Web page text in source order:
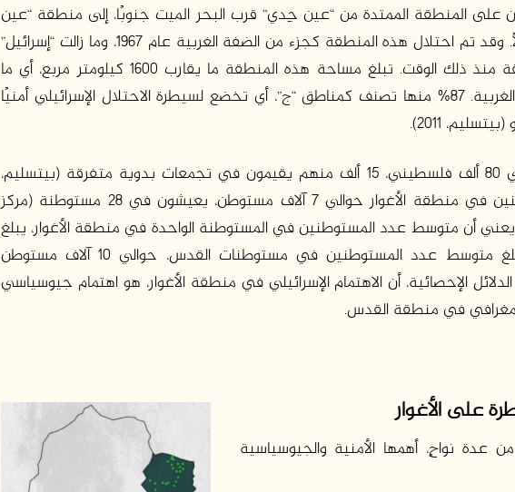
على المنطقة الممتدة من “عين جِدي” قرب البحر الميت جنوبًا، إلى منطقة “عين
البيضاء” القريبة من بيسان شمالًا. وقد تم احتلال هذه المنطقة كجزء من الضفة الغربية عام 1967، وما زالت “إسرائيل”
تسيطر فعليًا على هذه المنطقة منذ ذلك الوقت. تبلغ مساحة هذه المنطقة ما يقارب 1600 كيلومتر مربع، أي ما
يقارب 29% من مساحة الضفة الغربية. 87% منها تصنف كمناطق “ج”، أي تخضع لسيطرة الاحتلال الإسرائيلي أمنيًا
2011).
يعيش في هذه المنطقة حوالي 80 ألف فلسطيني، 15 ألف منهم يقيمون في تجمعات بدوية متفرقة (بيتسليم،
2011). بينما يبلغ عدد المستوطنين في منطقة الأغوار حوالي 7 آلاف مستوطن، يعيشون في 28 مستوطنة (مركز
الفلسطيني، 2017). هذا يعني أن متوسط عدد المستوطنين في المستوطنة الواحدة في منطقة الأغوار، يبلغ
حوالي 285 مستوطنًا. بينما يبلغ متوسط عدد المستوطنين في مستوطنات القدس، حوالي 10 آلاف مستوطن
الإحصائية، أن الاهتمام الإسرائيلي في منطقة الأغوار، هو اهتمام جيوسياسي
في منطقة القدس.
علىالأغوار
عدة نواحٍ، أهمها الأمنية والجيوسياسية